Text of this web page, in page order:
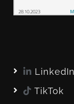
LinkedIn
TikTok